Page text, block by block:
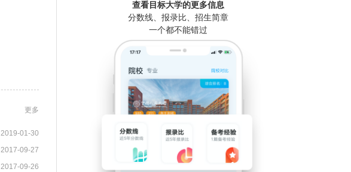
更多
2019-01-30
2017-09-27
2017-09-26
查看目标大学的更多信息
分数线、报录比、招生简章
一个都不能错过